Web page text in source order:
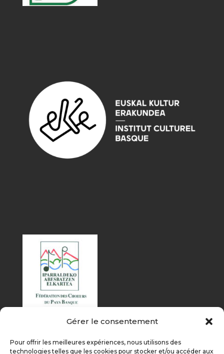
Gérer le consentement
Pour offrir les meilleures expériences, nous utilisons des
technologies telles que les cookies pour stocker et/ou accéder aux